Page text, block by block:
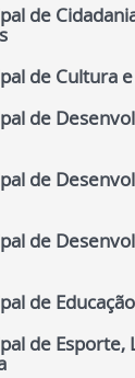
de
de Cultura
de
de
de
de Educação
de Esporte,